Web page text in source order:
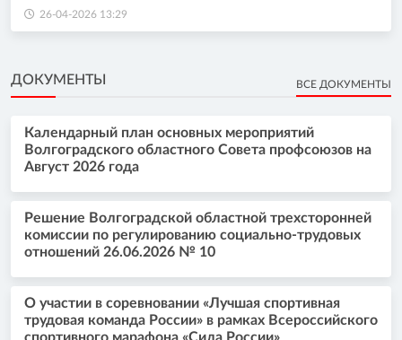
26-04-2026 13:29
ДОКУМЕНТЫ ВСЕ ДОКУМЕНТЫ
Календарный план основных мероприятий
Волгоградского областного Совета профсоюзов на
Август 2026 года
Решение Волгоградской областной трехсторонней
комиссии по регулированию социально-трудовых
отношений 26.06.2026 № 10
О участии в соревновании «Лучшая спортивная
трудовая команда России» в рамках Всероссийского